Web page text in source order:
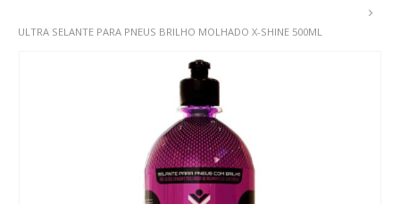
ULTRA SELANTE PARA PNEUS BRILHO MOLHADO X-SHINE 500ML